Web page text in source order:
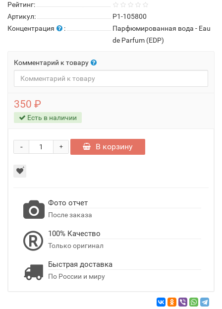
Рейтинг:
Артикул:
P1-105800
Концентрация
:
Парфюмированная вода - Eau
de Parfum (EDP)
Комментарий к товару
350 ₽
Есть в наличии
+
- В корзину
Фото отчет
После заказа
100% Качество
Только оригинал
Быстрая доставка
По России и миру